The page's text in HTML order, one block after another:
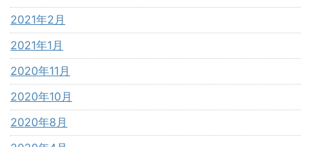
2021年2月
2021年1月
2020年11月
2020年10月
2020年8月